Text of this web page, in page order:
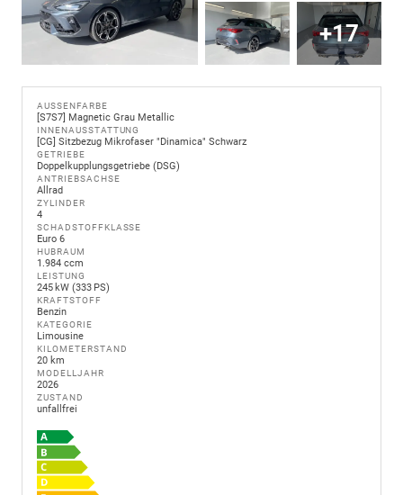
+17
AUSSENFARBE
[S7S7] Magnetic Grau Metallic
INNENAUSSTATTUNG
[CG] Sitzbezug Mikrofaser "Dinamica" Schwarz
GETRIEBE
Doppelkupplungsgetriebe (DSG)
ANTRIEBSACHSE
Allrad
ZYLINDER
4
SCHADSTOFFKLASSE
Euro 6
HUBRAUM
1.984 ccm
LEISTUNG
245 kW (333 PS)
KRAFTSTOFF
Benzin
KATEGORIE
Limousine
KILOMETERSTAND
20 km
MODELLJAHR
2026
ZUSTAND
unfallfrei